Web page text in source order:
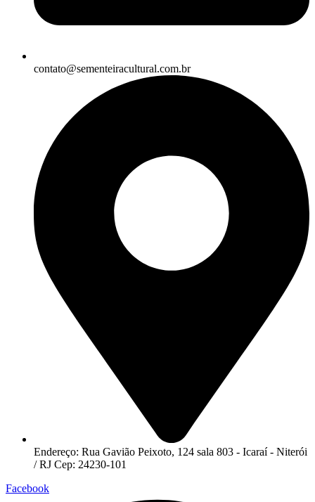
contato@sementeiracultural.com.br
Endereço: Rua Gavião Peixoto, 124 sala 803 - Icaraí - Niterói
/ RJ Cep: 24230-101
Facebook